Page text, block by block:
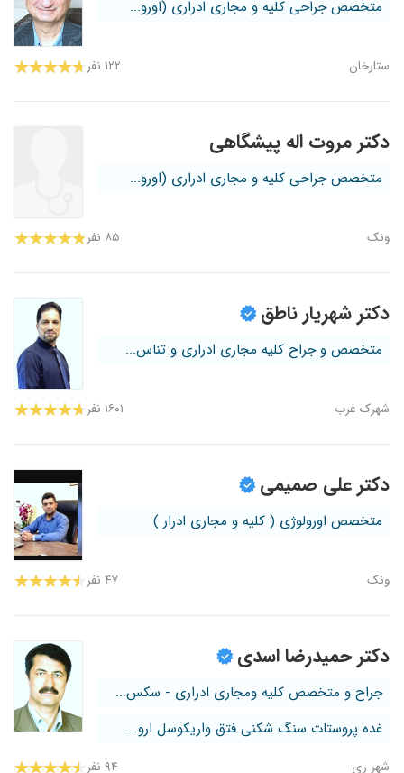
متخصص جراحی کلیه و مجاری ادراری (اورو...
ستارخان ۱۲۲ نفر
دکتر مروت اله پیشگاهی
متخصص جراحی کلیه و مجاری ادراری (اورو...
ونک ۸۵ نفر
دکتر شهریار ناطق
متخصص و جراح کلیه مجاری ادراری و تناس...
شهرک غرب ۱۶۰۱ نفر
دکتر علی صمیمی
متخصص اورولوژی ( کلیه و مجاری ادرار )
ونک ۴۷ نفر
دکتر حمیدرضا اسدی
جراح و متخصص کلیه ومجاری ادراری - سکس...
غده پروستات سنگ شکنی فتق واریکوسل ارو...
شهر ری ۹۴ نفر